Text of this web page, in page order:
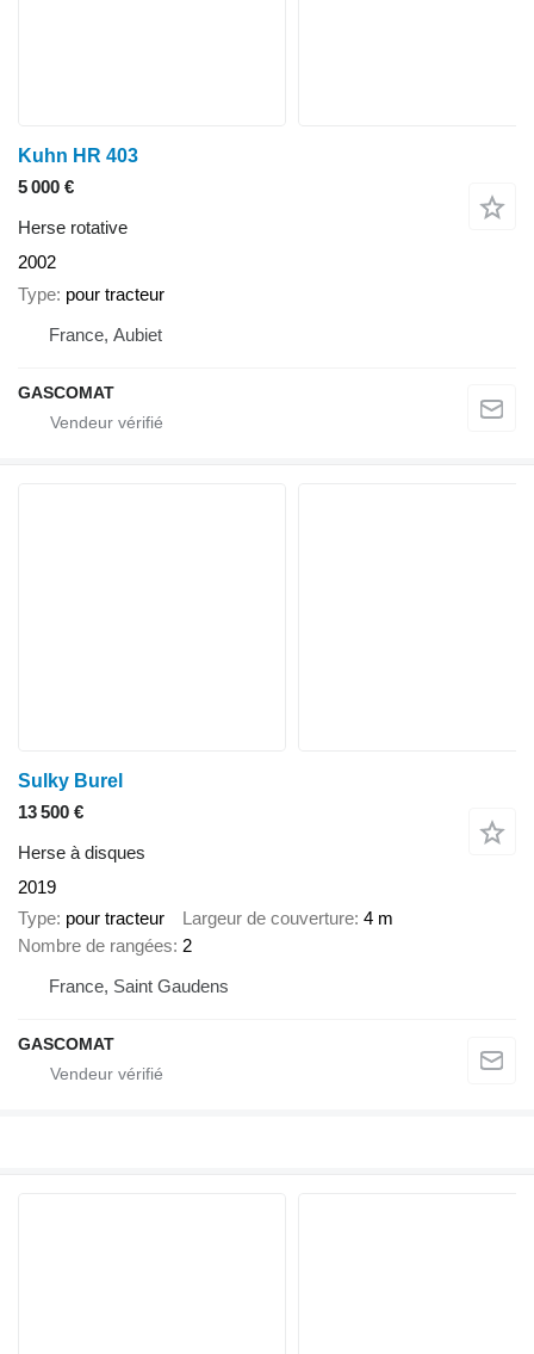
Kuhn HR 403
5 000 €
Herse rotative
2002
Type pour tracteur
France, Aubiet
GASCOMAT
Sulky Burel
13 500 €
Herse à disques
2019
Type pour tracteur Largeur de couverture 4 m
Nombre de rangées 2
France, Saint Gaudens
GASCOMAT